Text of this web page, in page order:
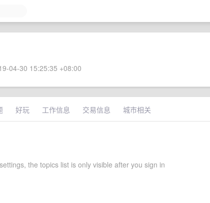
04-30 15:25:35 +08:00
好玩 工作信息 交易信息 城市相关
the topics list is only visible after you sign in